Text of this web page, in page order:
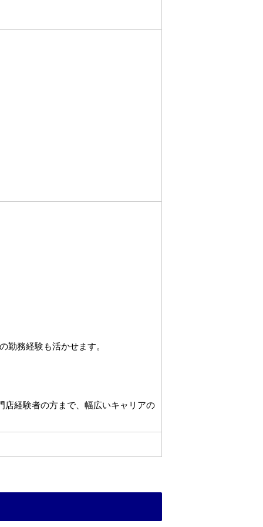
務経験も活かせます。
店経験者の方まで、幅広いキャリアの